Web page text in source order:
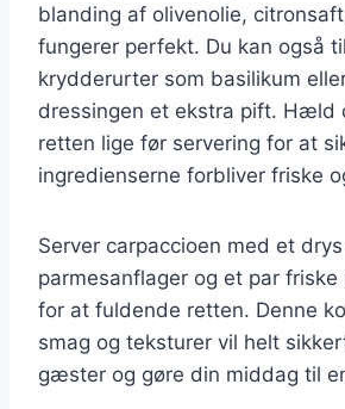
blanding af olivenolie,
fungerer perfekt. Du kan også
krydderurter som basilikum
dressingen et ekstra pift. Hæld
retten lige før servering for at
ingredienserne forbliver friske
Server carpaccioen med et
parmesanflager og et par friske
for at fuldende retten. Denne
smag og teksturer vil helt
gæster og gøre din middag til